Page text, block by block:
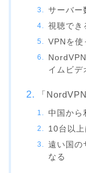
サーバー
視聴でき
VPNを使
イムビデ
「
中国から
10台以
遠い国の
なる